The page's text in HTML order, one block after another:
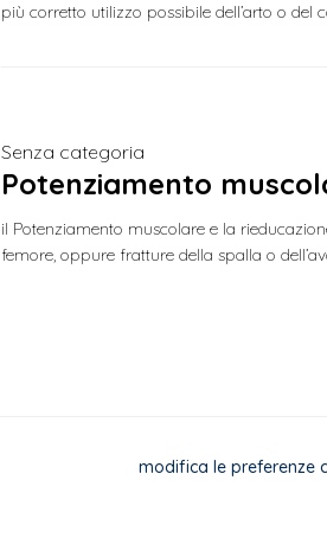
più corretto utilizzo possibile dell’arto o del
Senza categoria
Potenziamento
il Potenziamento muscolare e la
femore, oppure fratture della spalla o
modifica le preferenze